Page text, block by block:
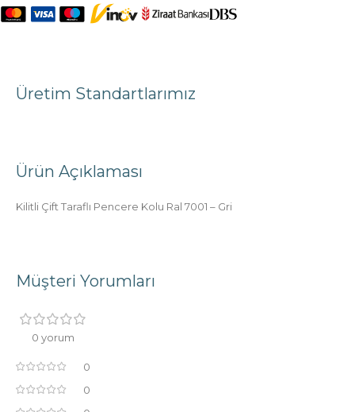
Ürün Açıklaması
Kilitli Çift Taraflı Pencere Kolu Ral 7001 – Gri
Üretim Standartlarımız
Müşteri Yorumları
0 yorum
0
0